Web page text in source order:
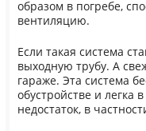
образом в погребе,
вентиляцию.
Если такая система
выходную трубу. А
гараже. Эта система
обустройстве и легка
недостаток, в